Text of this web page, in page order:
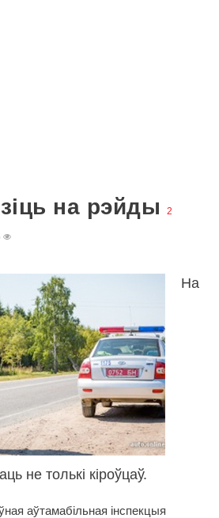
на рэйды 2
На
не толькі кіроўцаў.
аўтамабільная інспекцыя